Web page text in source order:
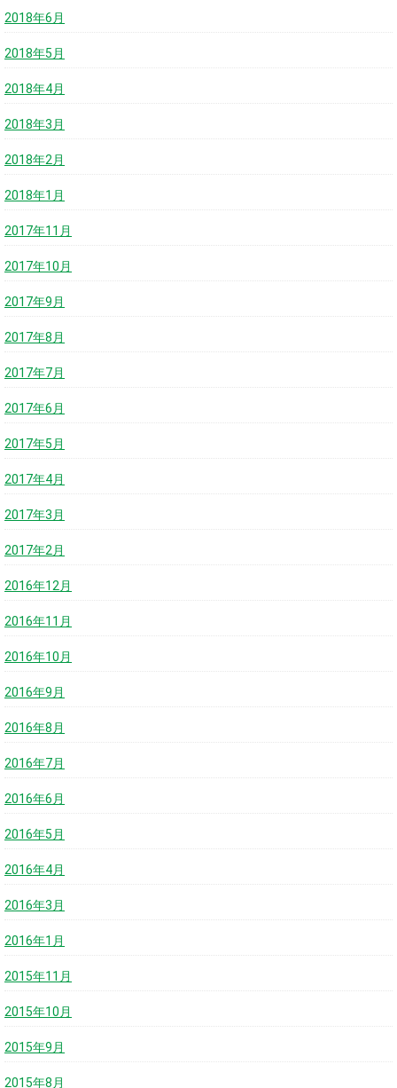
2018年6月
2018年5月
2018年4月
2018年3月
2018年2月
2018年1月
2017年11月
2017年10月
2017年9月
2017年8月
2017年7月
2017年6月
2017年5月
2017年4月
2017年3月
2017年2月
2016年12月
2016年11月
2016年10月
2016年9月
2016年8月
2016年7月
2016年6月
2016年5月
2016年4月
2016年3月
2016年1月
2015年11月
2015年10月
2015年9月
2015年8月